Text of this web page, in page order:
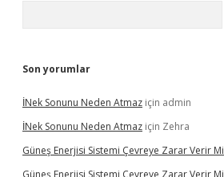
Son yorumlar
İNek Sonunu Neden Atmaz için admin
İNek Sonunu Neden Atmaz için Zehra
Güneş Enerjisi Sistemi Çevreye Zarar Verir Mi
Güneş Enerjisi Sistemi Çevreye Zarar Verir Mi